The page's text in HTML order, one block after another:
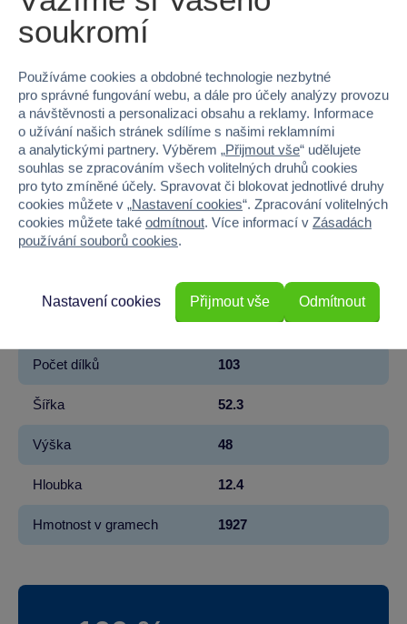
EAN
Kód produktu 5122-10428
Značka LEGO®
Licence LEGO®
Řada DUPLO®
Věk od
HOLKA, KLUK
PLAST
Počet dílků 103
Šířka 52.3
Výška 48
Hloubka 12.4
Hmotnost v gramech 1927
soukromí
Používáme cookies a obdobné technologie nezbytné
pro správné fungování webu, a dále pro účely analýzy provozu
a návštěvnosti a personalizaci obsahu a reklamy. Informace
o užívání našich stránek sdílíme s našimi reklamními
a analytickými partnery. Výběrem „Přijmout vše“ udělujete
souhlas se zpracováním všech volitelných druhů cookies
pro tyto zmíněné účely. Spravovat či blokovat jednotlivé druhy
cookies můžete v „Nastavení cookies“. Zpracování volitelných
cookies můžete také odmítnout. Více informací v Zásadách
používání souborů cookies.
Odmítnout
Nastavení cookies Přijmout vše